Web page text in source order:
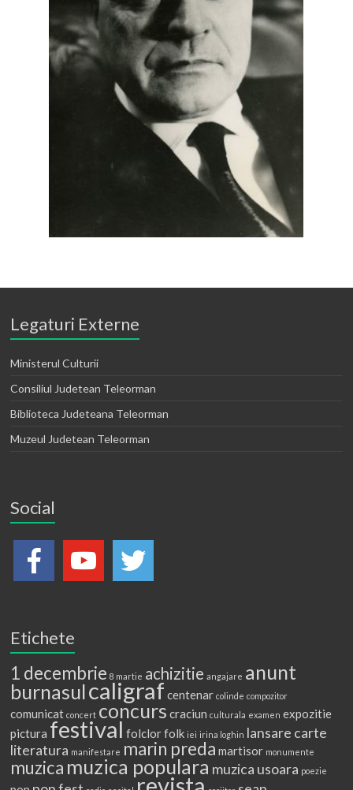
Legaturi Externe
Ministerul Culturii
Consiliul Judetean Teleorman
Biblioteca Judeteana Teleorman
Muzeul Judetean Teleorman
Social
Etichete
1 decembrie 8 martie achizitie angajare anunt
burnasulcaligraf centenar colinde compozitor
comunicat concert concurs craciun culturala examen expozitie
pictura festival folclorfolk iei irina loghin lansare carte
literatura manifestare marin preda martisor monumente
muzica muzica populara muzica usoara poezie